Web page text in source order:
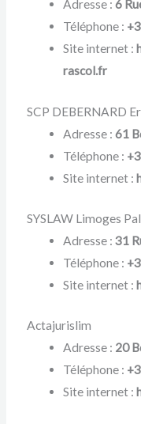
Adresse :6
Téléphone :
Site internet :
rascol.fr
SCP DEBERNARD
Adresse :61
Téléphone :
Site internet :
SYSLAW Limoges
Adresse :31
Téléphone :
Site internet :
Actajurislim
Adresse : 20
Téléphone :
Site internet :